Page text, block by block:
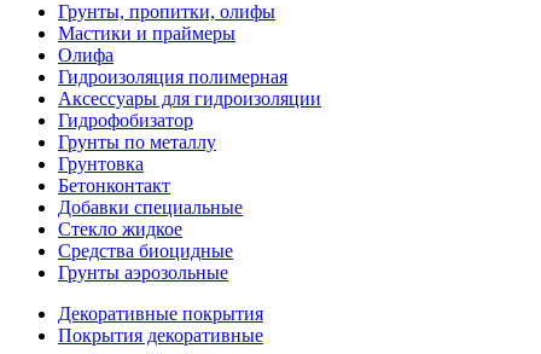
Грунты, пропитки, олифы
Мастики и праймеры
Олифа
Гидроизоляция полимерная
Аксессуары для гидроизоляции
Гидрофобизатор
Грунты по металлу
Грунтовка
Бетонконтакт
Добавки специальные
Стекло жидкое
Средства биоцидные
Грунты аэрозольные
Декоративные покрытия
Покрытия декоративные